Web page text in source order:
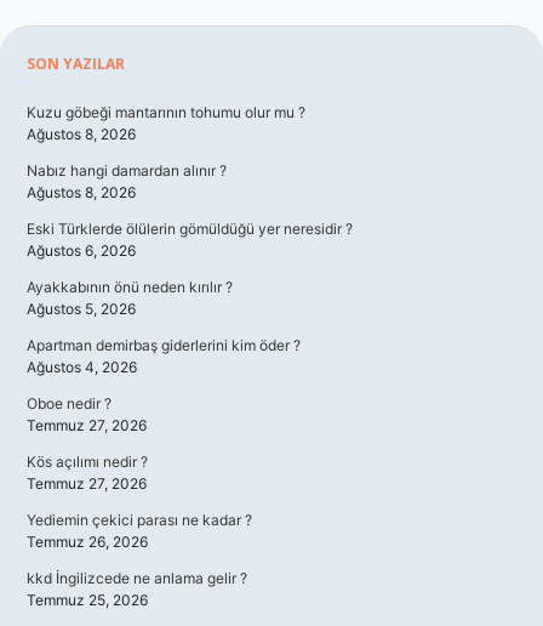
Sidebar
SON YAZILAR
Kuzu göbeği mantarının tohumu olur mu ?
Ağustos 8, 2026
Nabız hangi damardan alınır ?
Ağustos 8, 2026
Eski Türklerde ölülerin gömüldüğü yer neresidir ?
Ağustos 6, 2026
Ayakkabının önü neden kırılır ?
Ağustos 5, 2026
Apartman demirbaş giderlerini kim öder ?
Ağustos 4, 2026
Oboe nedir ?
Temmuz 27, 2026
Kös açılımı nedir ?
Temmuz 27, 2026
Yediemin çekici parası ne kadar ?
Temmuz 26, 2026
kkd İngilizcede ne anlama gelir ?
Temmuz 25, 2026